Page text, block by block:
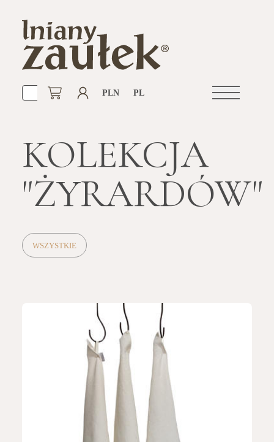
Otwórz
PLN PL
KOLEKCJA
"ŻYRARDÓW"
WSZYSTKIE